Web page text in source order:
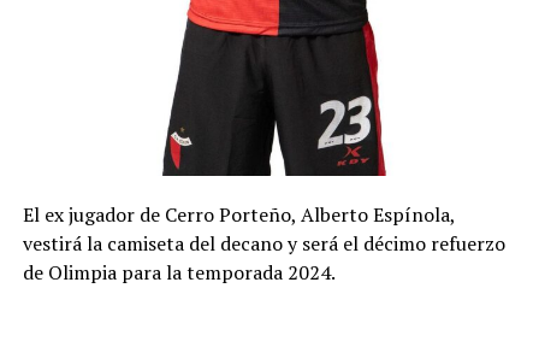
El ex jugador de Cerro Porteño, Alberto Espínola,
vestirá la camiseta del decano y será el décimo refuerzo
de Olimpia para la temporada 2024.